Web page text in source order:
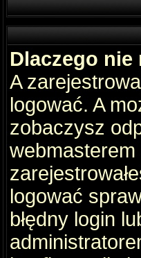
Dlaczego
A
logować. A
zobaczysz
logować
błędny login